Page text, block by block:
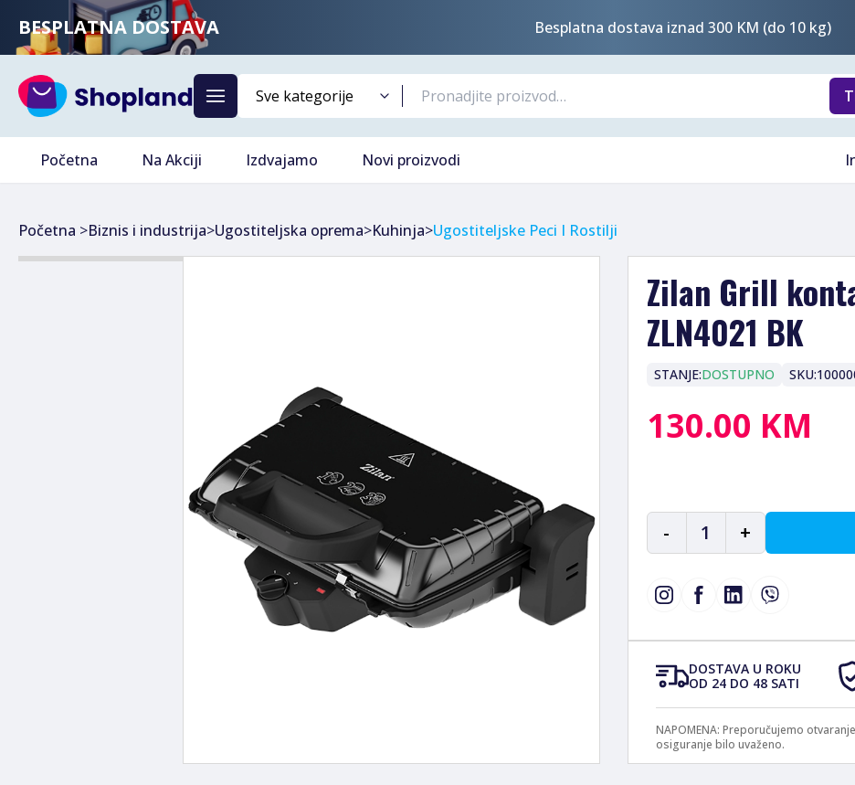
BESPLATNA DOSTAVA Besplatna dostava iznad 300 KM (do 10 kg)
Početna Na Akciji Izdvajamo Novi proizvodi
Početna >Biznis i industrija>Ugostiteljska oprema>Kuhinja>Ugostiteljske Peci I Rostilji
Zilan Grill
ZLN4021 BK
STANJE:DOSTUPNO SKU:
130.00 KM
- 1 +
DOSTAVA U ROKU
OD 24 DO 48 SATI
NAPOMENA: Preporučujemo
osiguranje bilo uvaženo.